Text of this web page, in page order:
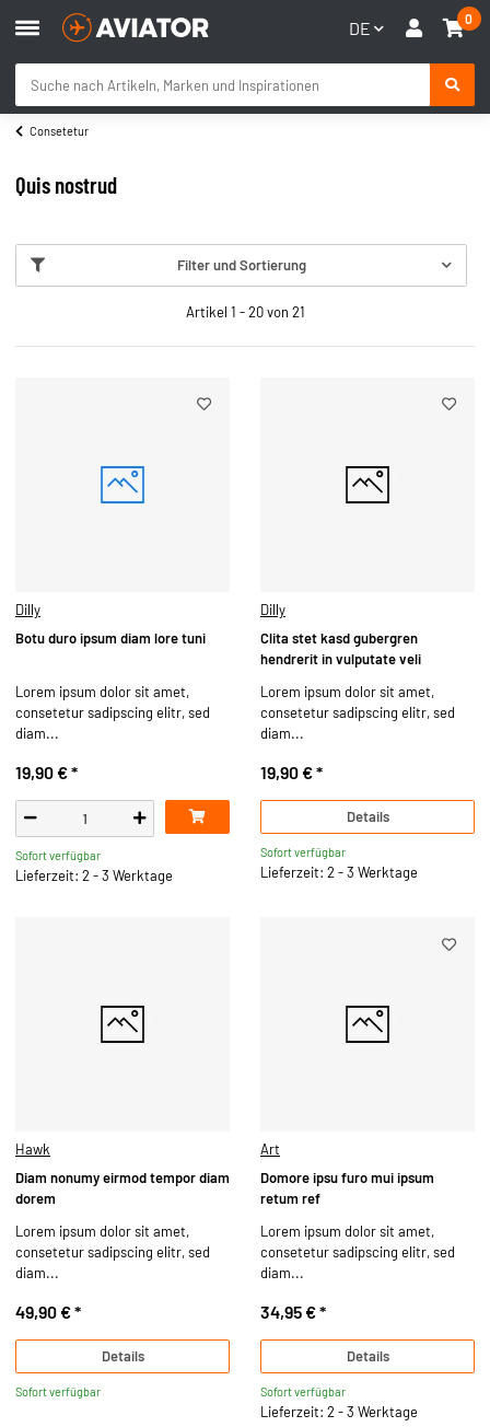
DE 0
Consetetur
Quis nostrud
Filter und Sortierung
Artikel 1 - 20 von 21
Dilly
Botu duro ipsum diam lore tuni
Lorem ipsum dolor sit amet,
consetetur sadipscing elitr, sed
diam...
19,90 €*
Sofort verfügbar
Lieferzeit: 2 - 3 Werktage
Dilly
Clita stet kasd gubergren
hendrerit in vulputate veli
Lorem ipsum dolor sit amet,
consetetur sadipscing elitr, sed
diam...
19,90 €*
Details
Sofort verfügbar
Lieferzeit: 2 - 3 Werktage
Hawk
Diam nonumy eirmod tempor diam
dorem
Lorem ipsum dolor sit amet,
consetetur sadipscing elitr, sed
diam...
49,90 €*
Details
Sofort verfügbar
Art
Domore ipsu furo mui ipsum
retum ref
Lorem ipsum dolor sit amet,
consetetur sadipscing elitr, sed
diam...
34,95 €*
Details
Sofort verfügbar
Lieferzeit: 2 - 3 Werktage